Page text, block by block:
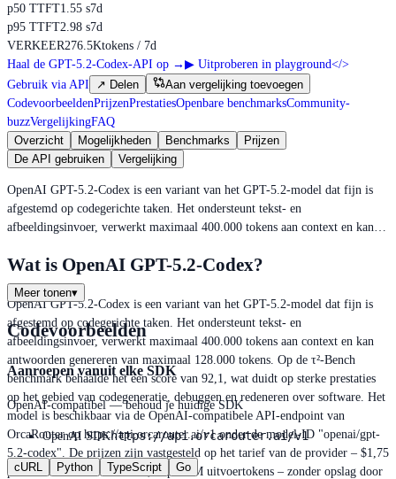
p50 TTFT1.55 s7d
p95 TTFT2.98 s7d
VERKEER276.5Ktokens / 7d
Haal de GPT-5.2-Codex-API op → ▶ Uitproberen in playground</>
Gebruik via API
↗ Delen
Aan vergelijking toevoegen
CodevoorbeeldenPrijzenPrestatiesOpenbare benchmarksCommunity-
buzzVergelijkingFAQ
Overzicht
Mogelijkheden Benchmarks
Prijzen
De API gebruiken
Vergelijking
OpenAI GPT-5.2-Codex is een variant van het GPT-5.2-model dat fijn is
afgestemd op codegerichte taken. Het ondersteunt tekst- en
afbeeldingsinvoer, verwerkt maximaal 400.000 tokens aan context en kan…
Wat is OpenAI GPT-5.2-Codex?
OpenAI GPT-5.2-Codex is een variant van het GPT-5.2-model dat fijn is
afgestemd op codegerichte taken. Het ondersteunt tekst- en
afbeeldingsinvoer, verwerkt maximaal 400.000 tokens aan context en kan
antwoorden genereren van maximaal 128.000 tokens. Op de τ²-Bench
benchmark behaalde het een score van 92,1, wat duidt op sterke prestaties
op het gebied van codegeneratie, debuggen en redeneren over software. Het
model is beschikbaar via de OpenAI-compatibele API-endpoint van
OrcaRouter op https://api.orcarouter.ai/v1 onder de model-ID "openai/gpt-
5.2-codex". De prijzen zijn vastgesteld op het tarief van de provider – $1,75
per 1M invoertokens en $14,00 per 1M uitvoertokens – zonder opslag door
Meer tonen▾
Codevoorbeelden
Aanroepen vanuit elke SDK
OpenAI-compatibel — behoud je huidige SDK
OpenAI SDKhttps://api.orcarouter.ai/v1
cURL Python TypeScript Go